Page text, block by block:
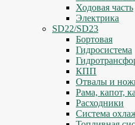
Ходовая часть
Электрика
SD22/SD23
Бортовая
Гидросистема
КПП
Отвалы и
Рама, капот,
Расходники
Система